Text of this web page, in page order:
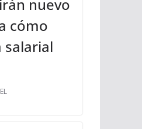
nuevo
cómo
salarial